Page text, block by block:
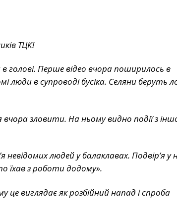
ТЦК!
голові. Перше відео вчора поширилось в
люди в супроводі бусіка. Селяни беруть
вчора зловити. На ньому видно події з
людей у балаклавах. Подвірʼя у
їхав з роботи додому».
це виглядає як розбійний напад і спроба